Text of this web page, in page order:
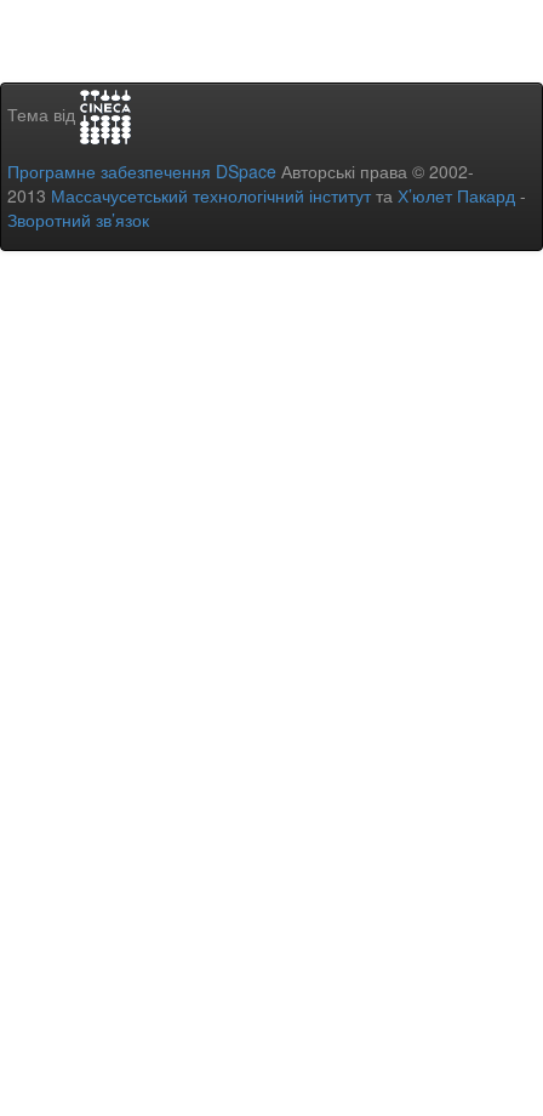
Тема від
Програмне забезпечення DSpace Авторські права © 2002-
2013 Массачусетський технологічний інститутта Х’юлет Пакард -
Зворотний зв’язок